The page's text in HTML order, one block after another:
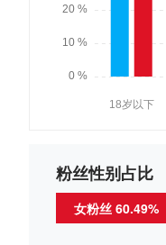
粉丝性别占比
女粉丝 60.49%